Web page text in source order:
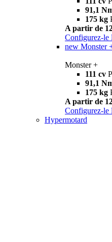
91,1
175 kg
A partir de
Configurez-le
new Monster
Monster +
111 cv
91,1
175 kg
A partir de
Configurez-le
Hypermotard